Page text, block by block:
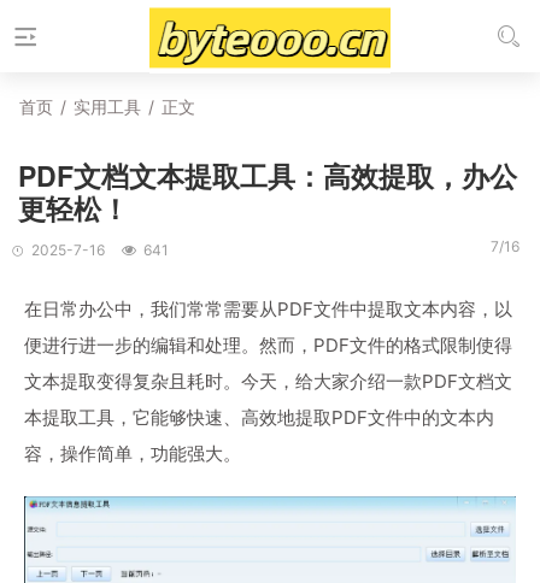
首页 / 实用工具 / 正文
PDF文档文本提取工具：高效提取，办公
更轻松！
2025-7-16 641 7/16
在日常办公中，我们常常需要从PDF文件中提取文本内容，以
便进行进一步的编辑和处理。然而，PDF文件的格式限制使得
文本提取变得复杂且耗时。今天，给大家介绍一款PDF文档文
本提取工具，它能够快速、高效地提取PDF文件中的文本内
容，操作简单，功能强大。